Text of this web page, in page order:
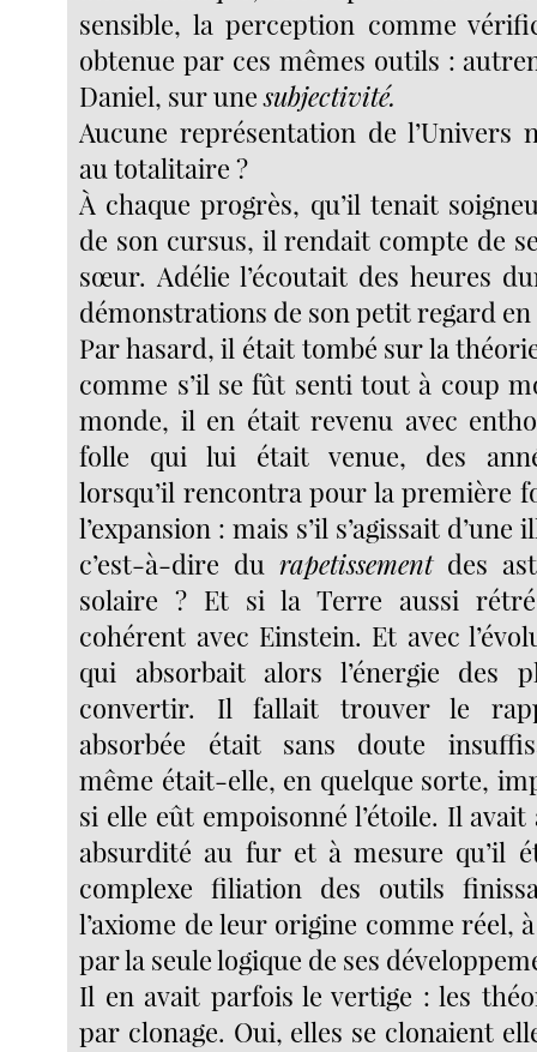
sensible, la perception comme
obtenue par ces mêmes outils :
Daniel, sur unesubjectivité.
Aucune représentation de l’Univers
au totalitaire ?
À chaque progrès, qu’il tenait
de son cursus, il rendait compte de
sœur. Adélie l’écoutait des heures
démonstrations de son petit regard
Par hasard, il était tombé sur la
comme s’il se fût senti tout à coup
monde, il en était revenu avec
folle qui lui était venue, des
lorsqu’il rencontra pour la première
l’expansion : mais s’il s’agissait d’une
c’est-à-dire durapetissementdes
solaire ? Et si la Terre aussi
cohérent avec Einstein. Et avec
qui absorbait alors l’énergie des
convertir. Il fallait trouver le
absorbée était sans doute
même était-elle, en quelque sorte,
si elle eût empoisonné l’étoile. Il
absurdité au fur et à mesure qu’il
complexe filiation des outils
l’axiome de leur origine comme réel,
par la seule logique de ses
Il en avait parfois le vertige : les
par clonage. Oui, elles se clonaient